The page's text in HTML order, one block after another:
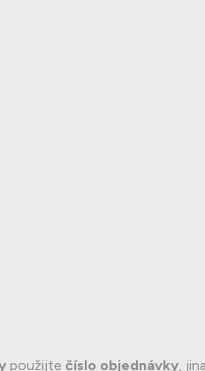
použijte číslo objednávky,